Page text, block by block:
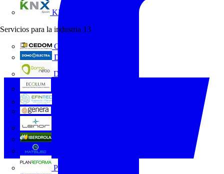
KNX España
Servicios para la industria 13
CEDOM
Domo Electra
Domonetio
Plan Reforma